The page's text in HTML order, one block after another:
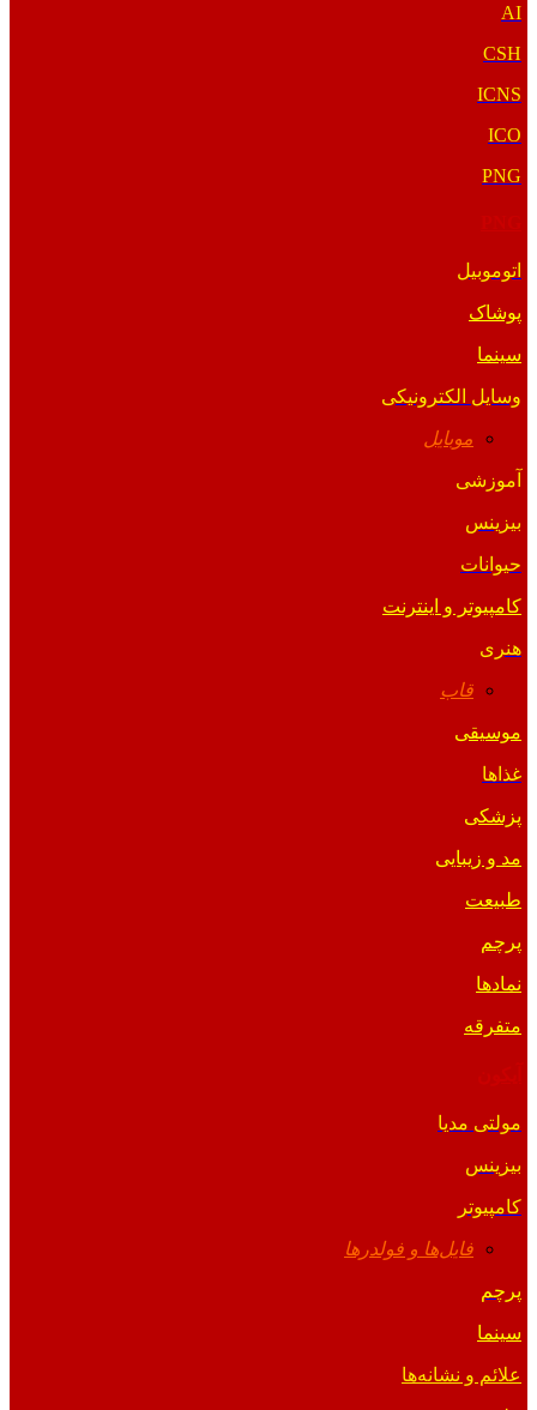
AI
CSH
ICNS
ICO
PNG
اتوموبیل
پوشاک
سینما
وسایل الکترونیکی
موبایل
آموزشی
بیزینس
حیوانات
کامپیوتر و اینترنت
هنری
قاب
موسیقی
غذاها
پزشکی
مد و زیبایی
طبیعت
پرچم
نمادها
متفرقه
مولتی مدیا
بیزینس
کامپیوتر
فایل‌ها و فولدرها
پرچم
سینما
علائم و نشانه‌ها